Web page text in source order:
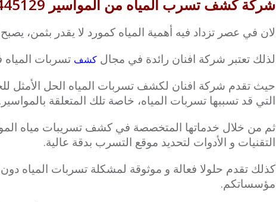
شركة كشف تسرب المياه من المواسير 0553445129
لان في عصر تزداد فيه أهمية المياه كمورد لا يقدر بثمن،
لذلك تعتبر شركة افنان رائدة في مجال كشف تسربات
حيث تقدم شركة افنان لكشف تسربات المياه الحل الأمثل
التي قد تسببها تسربات المياه، خاصة تلك المتعلقة بالمواسير.
ثم من خلال خدماتها المتخصصة في كشف تسريبات مياه
التقنيات و الأدوات لتحديد موقع التسرب بدقة عالية.
كذلك تقدم حلولا فعالة و موثوقة لمشكلة تسربات المياه
مؤسساتكم.